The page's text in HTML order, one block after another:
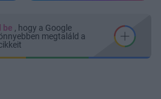
be , hogy a Google
megtaláld a